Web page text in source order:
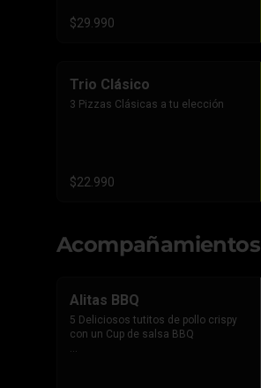
$29.990
Trio Clásico
3 Pizzas Clásicas a tu elección
$22.990
Acompañamientos
Alitas BBQ
5 Deliciosos tutitos de pollo crispy
con un Cup de salsa BBQ